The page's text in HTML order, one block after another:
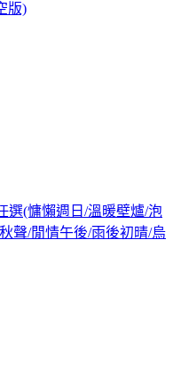
版)
選(慵懶週日/溫暖壁爐/泡
聲/閒情午後/雨後初晴/烏